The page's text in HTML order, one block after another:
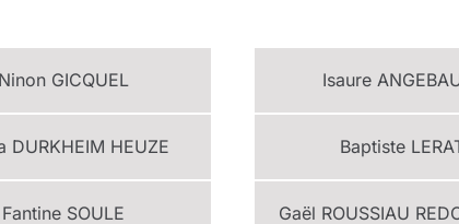
Ninon GICQUEL Isaure
DURKHEIM HEUZE Baptiste
Fantine SOULE Gaël ROUSSIAU